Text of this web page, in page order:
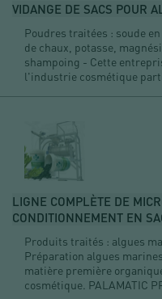
VIDANGE DE SACS POUR
Poudres traitées : soude
de chaux, potasse,
shampoing - Cette
l'industrie cosmétique
LIGNE COMPLÈTE DE
CONDITIONNEMENT EN
Produits traités : algues
Préparation algues
matière première
cosmétique. PALAMATIC